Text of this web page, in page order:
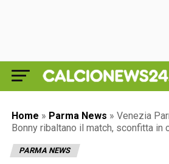
Home » Parma News » Venezia
Bonny ribaltano il match, sconfitta in
PARMA NEWS